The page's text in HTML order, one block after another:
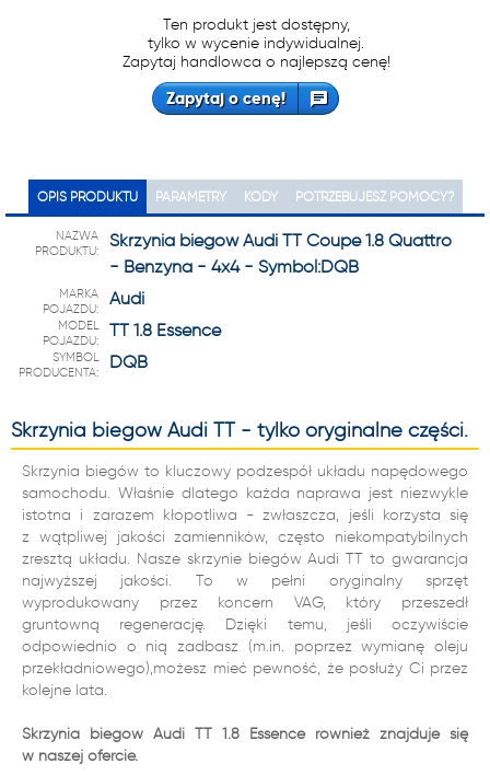
Ten produkt jest dostępny,
tylko w wycenie indywidualnej.
Zapytaj handlowca o najlepszą cenę!
Zapytaj o cenę!
OPIS PRODUKTU PARAMETRY KODY POTRZEBUJESZ POMOCY?
NAZWA
PRODUKTU:
Skrzynia biegów Audi TT Coupe 1.8 Quattro
- Benzyna - 4x4 - Symbol:DQB
MARKA
POJAZDU:
Audi
MODEL
POJAZDU:
TT 1.8 Essence
SYMBOL
PRODUCENTA:
DQB
Skrzynia biegów Audi TT - tylko oryginalne części.
Skrzynia biegów to kluczowy podzespół układu napędowego
samochodu. Właśnie dlatego każda naprawa jest niezwykle
istotna i zarazem kłopotliwa - zwłaszcza, jeśli korzysta się
z wątpliwej jakości zamienników, często niekompatybilnych
zresztą układu. Nasze skrzynie biegów Audi TT to gwarancja
najwyższej jakości. To w pełni oryginalny sprzęt
wyprodukowany przez koncern VAG, który przeszedł
gruntowną regenerację. Dzięki temu, jeśli oczywiście
odpowiednio o nią zadbasz (m.in. poprzez wymianę oleju
przekładniowego),możesz mieć pewność, że posłuży Ci przez
kolejne lata.
Skrzynia biegów Audi TT 1.8 Essence również znajduje się
w naszej ofercie.